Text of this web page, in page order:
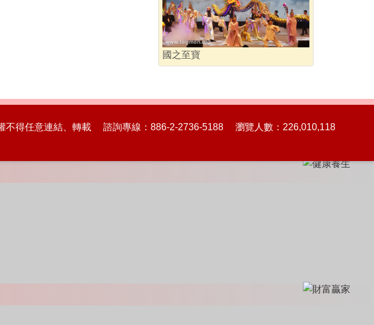
國之至寶
不得任意連結、轉載 諮詢專線：886-2-2736-5188 瀏覽人數：226,010,118